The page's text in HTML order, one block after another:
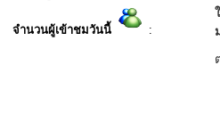
จำนวนผู้เข้าชมวันนี้ :